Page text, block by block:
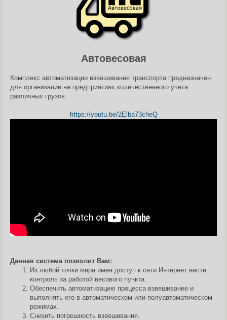
Автовесовая
Комплекс автоматизации взвешивания транспорта предназначен
для организации на предприятиях количественного учета
различных грузов.
https://youtu.be/2Elba73cheQ
Данная система позволит Вам:
Из любой точки мира имея доступ к сети Интернет вести
контроль за работой весового пункта.
Обеспечить автоматизацию процесса взвешивание и
выполнять его в автоматическом или полуавтоматическом
режимах.
Снизить погрешность взвешивания.